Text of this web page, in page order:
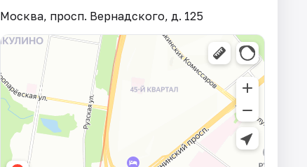
Москва, просп. Вернадского, д. 125